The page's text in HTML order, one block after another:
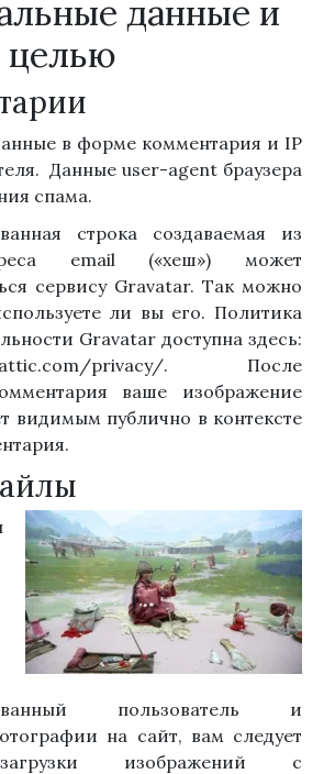
данные и
целью
в форме комментария и IP
Данные user-agent браузера
спама.
строка создаваемая из
email («хеш») может
сервису Gravatar. Так можно
ли вы его. Политика
Gravatar доступна здесь:
privacy/. После
ваше изображение
видимым публично в контексте
пользователь и
на сайт, вам следует
изображений с